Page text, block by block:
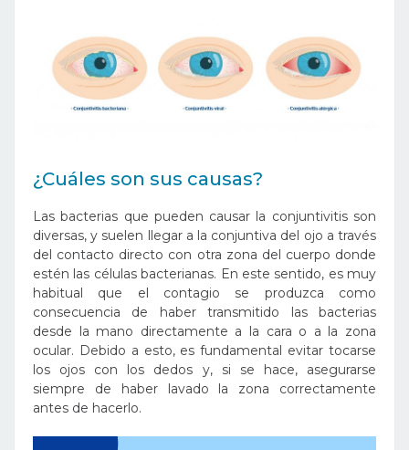
¿Cuáles son sus causas?
Las bacterias que pueden causar la conjuntivitis son
diversas, y suelen llegar a la conjuntiva del ojo a través
del contacto directo con otra zona del cuerpo donde
estén las células bacterianas. En este sentido, es muy
habitual que el contagio se produzca como
consecuencia de haber transmitido las bacterias
desde la mano directamente a la cara o a la zona
ocular. Debido a esto, es fundamental evitar tocarse
los ojos con los dedos y, si se hace, asegurarse
siempre de haber lavado la zona correctamente
antes de hacerlo.